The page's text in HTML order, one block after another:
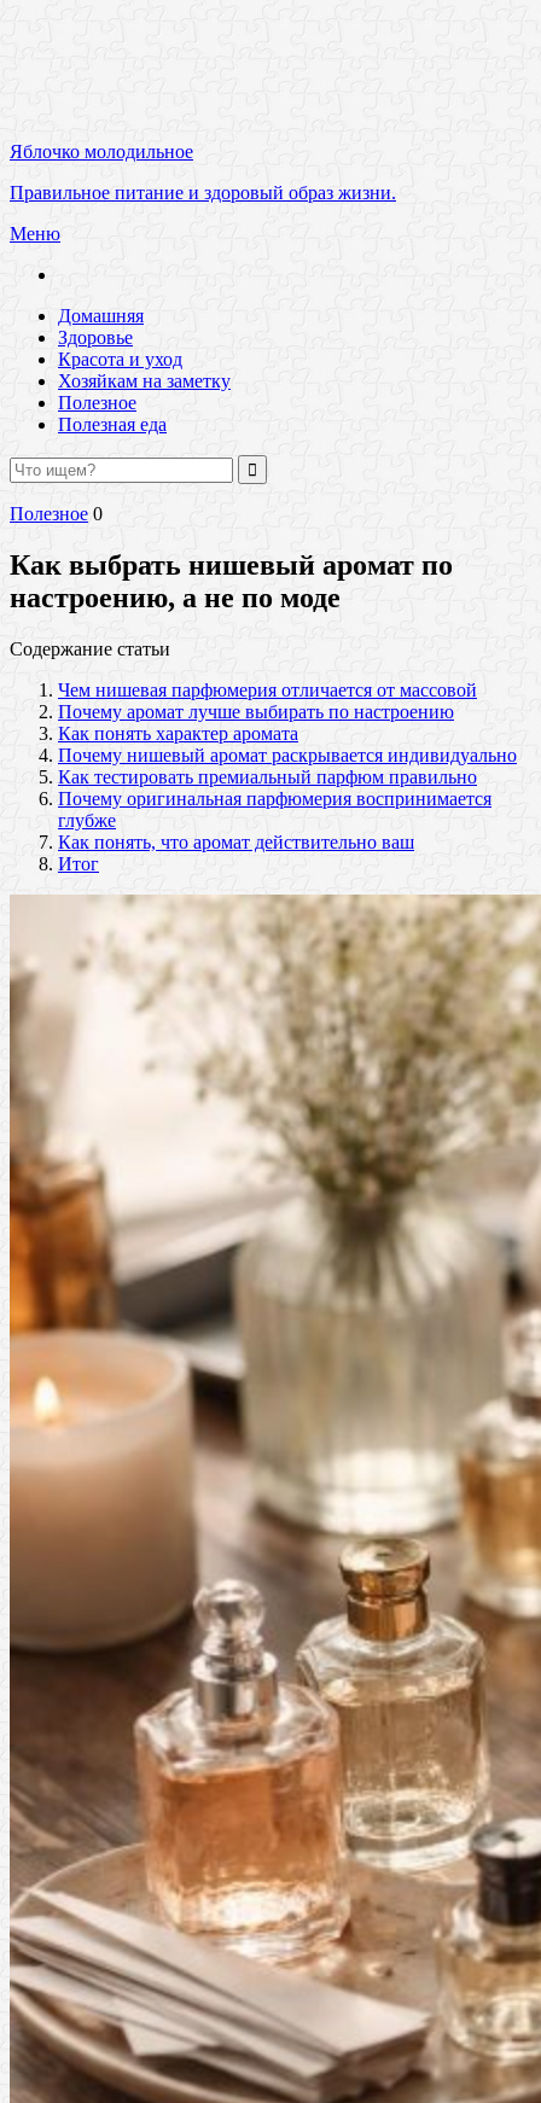
Яблочко молодильное
Правильное питание и здоровый образ жизни.
Меню
Домашняя
Здоровье
Красота и уход
Хозяйкам на заметку
Полезное
Полезная еда
Полезное 0
Как выбрать нишевый аромат по
настроению, а не по моде
Содержание статьи
Чем нишевая парфюмерия отличается от массовой
Почему аромат лучше выбирать по настроению
Как понять характер аромата
Почему нишевый аромат раскрывается индивидуально
Как тестировать премиальный парфюм правильно
Почему оригинальная парфюмерия воспринимается
глубже
Как понять, что аромат действительно ваш
Итог